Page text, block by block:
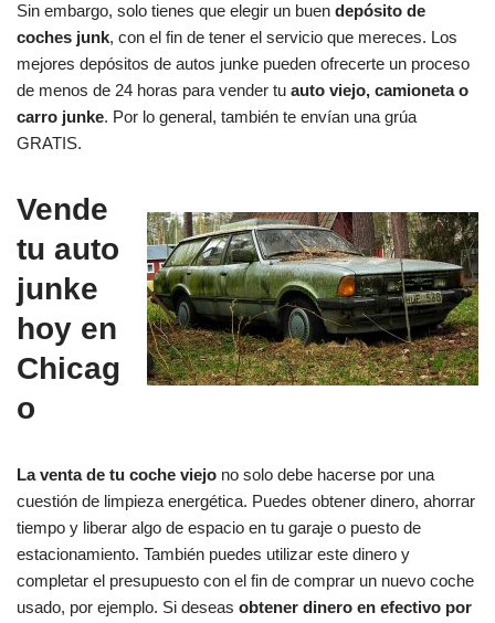
Sin embargo, solo tienes que elegir un buen depósito de
coches junk, con el fin de tener el servicio que mereces. Los
mejores depósitos de autos junke pueden ofrecerte un proceso
de menos de 24 horas para vender tu auto viejo, camioneta o
carro junke. Por lo general, también te envían una grúa
GRATIS.
Vende
tu auto
junke
hoy en
Chicag
o
La venta de tu coche viejo no solo debe hacerse por una
cuestión de limpieza energética. Puedes obtener dinero, ahorrar
tiempo y liberar algo de espacio en tu garaje o puesto de
estacionamiento. También puedes utilizar este dinero y
completar el presupuesto con el fin de comprar un nuevo coche
usado, por ejemplo. Si deseas obtener dinero en efectivo por